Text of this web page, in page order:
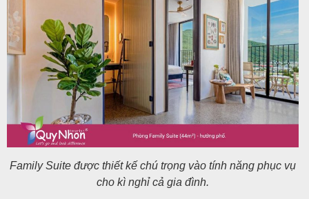
Family Suite được thiết kế chú trọng vào tính năng phục vụ
cho kì nghỉ cả gia đình.